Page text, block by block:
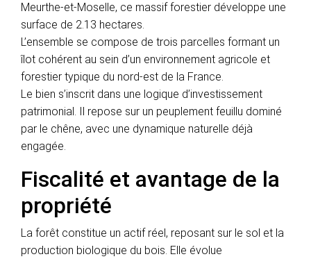
Meurthe-et-Moselle, ce massif forestier développe une
surface de 2.13 hectares.
L’ensemble se compose de trois parcelles formant un
îlot cohérent au sein d’un environnement agricole et
forestier typique du nord-est de la France.
Le bien s’inscrit dans une logique d’investissement
patrimonial. Il repose sur un peuplement feuillu dominé
par le chêne, avec une dynamique naturelle déjà
engagée.
Fiscalité et avantage de la
propriété
La forêt constitue un actif réel, reposant sur le sol et la
production biologique du bois. Elle évolue